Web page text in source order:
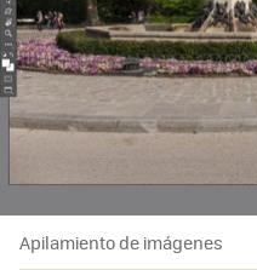
Apilamiento de imágenes